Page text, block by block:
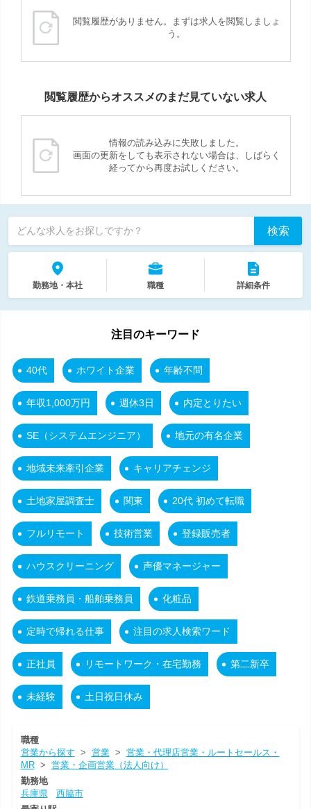
閲覧履歴がありません。まずは求人を閲覧しましょ
う。
閲覧履歴からオススメのまだ見ていない求人
情報の読み込みに失敗しました。
画面の更新をしても表示されない場合は、しばらく
経ってから再度お試しください。
どんな求人をお探しですか？ 検索
勤務地・本社 職種 詳細条件
注目のキーワード
40代 ホワイト企業 年齢不問
年収1,000万円 週休3日 内定とりたい
SE（システムエンジニア） 地元の有名企業
地域未来牽引企業 キャリアチェンジ
土地家屋調査士 関東 20代 初めて転職
フルリモート 技術営業 登録販売者
ハウスクリーニング 声優マネージャー
鉄道乗務員・船舶乗務員 化粧品
定時で帰れる仕事 注目の求人検索ワード
正社員 リモートワーク・在宅勤務 第二新卒
未経験 土日祝日休み
職種
営業から探す > 営業> 営業・代理店営業・ルートセールス・
MR> 営業・企画営業（法人向け）
勤務地
兵庫県
西脇市